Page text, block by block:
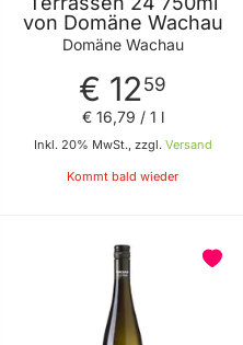
von Domäne Wachau
Domäne Wachau
€ 1259
Inkl. 20% MwSt., zzgl. Versand
€ 16,79 / 1 l
Kommt bald wieder